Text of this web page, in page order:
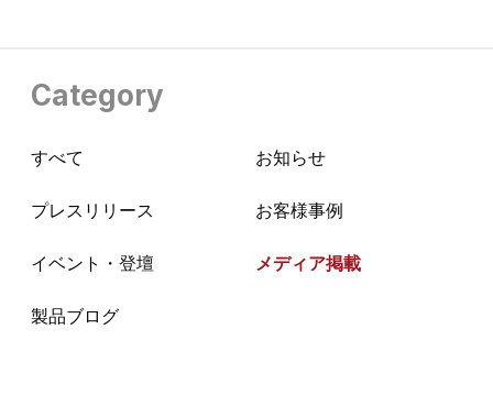
Category
すべて お知らせ
プレスリリース お客様事例
イベント・登壇 メディア掲載
製品ブログ